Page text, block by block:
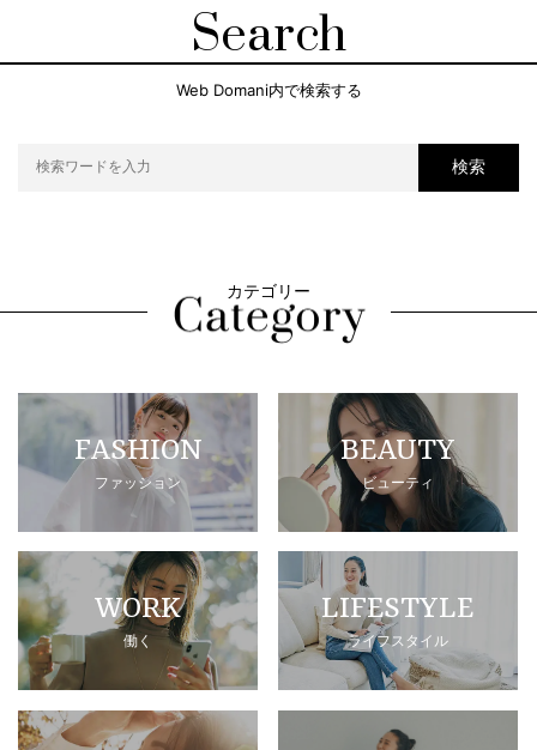
Search
Web Domani内で検索する
検索
カテゴリー
FASHION
ファッション
BEAUTY
ビューティ
WORK
働く
LIFESTYLE
ライフスタイル